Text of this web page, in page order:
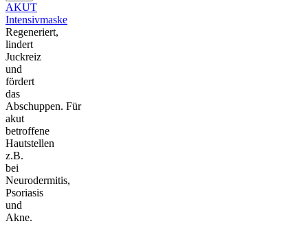
AKUT
Intensivmaske
Regeneriert,
lindert
Juckreiz
und
fördert
das
Abschuppen. Für
akut
betroffene
Hautstellen
z.B.
bei
Neurodermitis,
Psoriasis
und
Akne.